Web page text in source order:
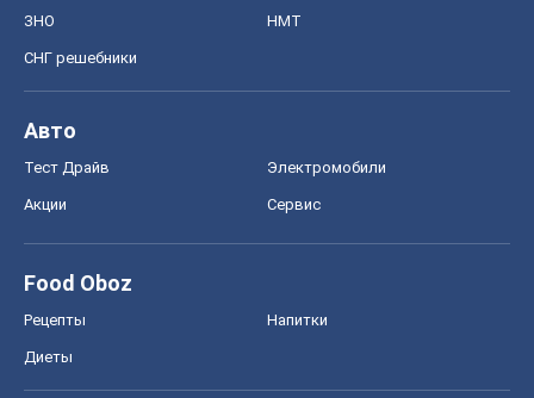
ЗНО НМТ
СНГ решебники
Авто
Тест Драйв Электромобили
Акции Сервис
Food Oboz
Рецепты Напитки
Диеты